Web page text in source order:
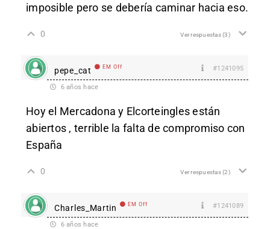
imposible pero se debería caminar hacia eso.
0 Ver respuestas(3)
pepe_cat EM Off #1241095
6 años hace
Hoy el Mercadona y Elcorteingles están
abiertos , terrible la falta de compromiso con
España
0 Ver respuestas(2)
Charles_Martin EM Off #1241089
6 años hace